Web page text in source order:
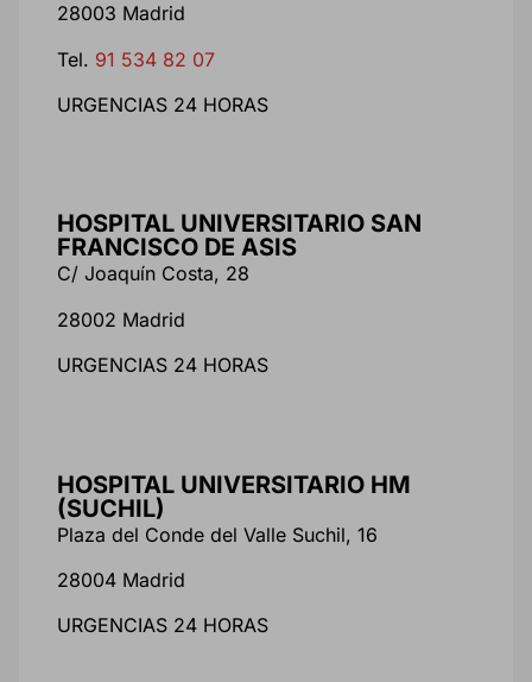
28003 Madrid
Tel. 91 534 82 07
URGENCIAS 24 HORAS
HOSPITAL UNIVERSITARIO SAN
FRANCISCO DE ASIS
C/ Joaquín Costa, 28
28002 Madrid
URGENCIAS 24 HORAS
HOSPITAL UNIVERSITARIO HM
(SUCHIL)
Plaza del Conde del Valle Suchil, 16
28004 Madrid
URGENCIAS 24 HORAS